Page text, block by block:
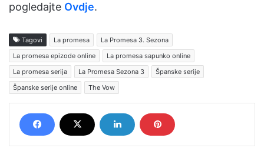
pogledajte Ovdje.
Tagovi La promesa
La Promesa 3. Sezona
La promesa epizode online
La promesa sapunko online
La promesa serija
La Promesa Sezona 3
Španske serije
Španske serije online
The Vow